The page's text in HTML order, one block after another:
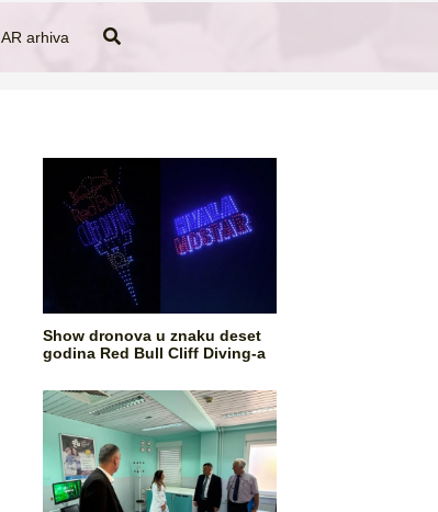
AR arhiva
Show dronova u znaku deset
godina Red Bull Cliff Diving-a